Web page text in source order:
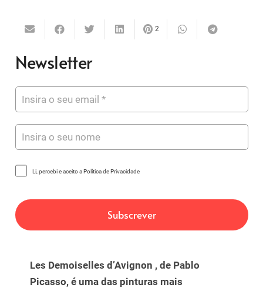
2
Newsletter
Li, percebi e aceito a Política de Privacidade
Les Demoiselles d’Avignon , de Pablo
Picasso, é uma das pinturas mais